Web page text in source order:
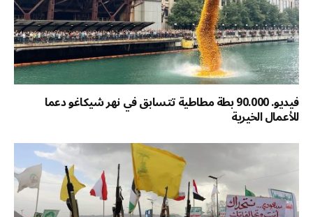
فيديو. 90.000 بطة مطاطية تتسابق في نهر شيكاغو دعما
للأعمال الخيرية